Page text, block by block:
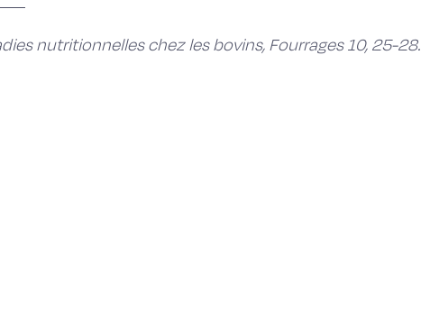
nutritionnelles chez les bovins, Fourrages 10, 25-28.